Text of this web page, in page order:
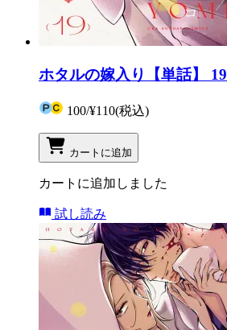
ホタルの嫁入り【単話】 19
100/¥110(税込)
カートに追加
カートに追加しました
試し読み